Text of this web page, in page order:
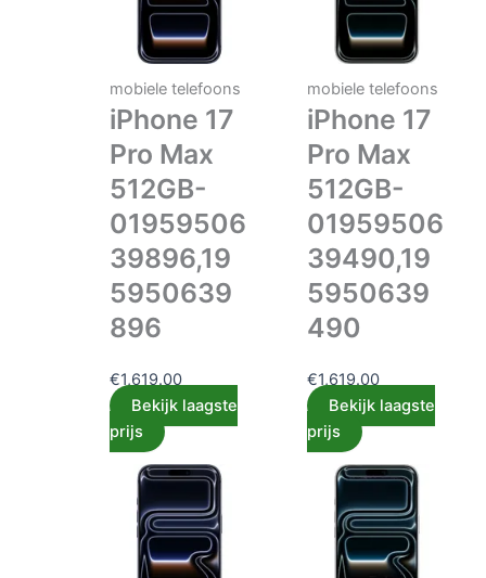
mobiele telefoons
iPhone 17
Pro Max
512GB-
01959506
39896,19
5950639
896
€1,619.00
Bekijk laagste
prijs
mobiele telefoons
iPhone 17
Pro Max
512GB-
01959506
39490,19
5950639
490
€1,619.00
Bekijk laagste
prijs